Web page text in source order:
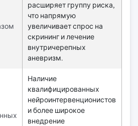
расширяет группу риска,
что напрямую
увеличивает спрос на
скрининг и лечение
внутричерепных
аневризм.
Наличие
квалифицированных
нейроинтервенционистов
и более широкое
внедрение